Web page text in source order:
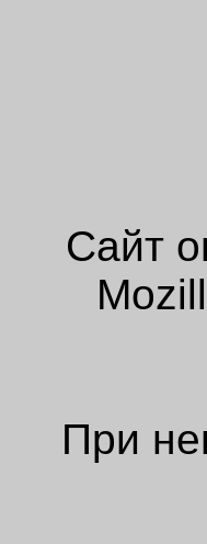
Сайт
При